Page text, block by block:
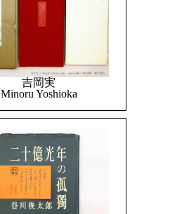
吉岡実
Minoru Yoshioka